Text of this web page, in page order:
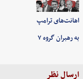
اهانت‌های ترامپ
به رهبران گروه ۷
ارسال نظر